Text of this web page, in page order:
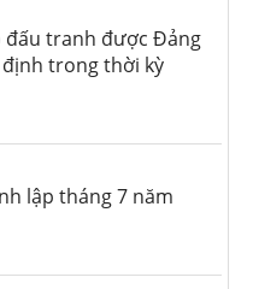
tranh được Đảng
trong thời kỳ
lập tháng 7 năm